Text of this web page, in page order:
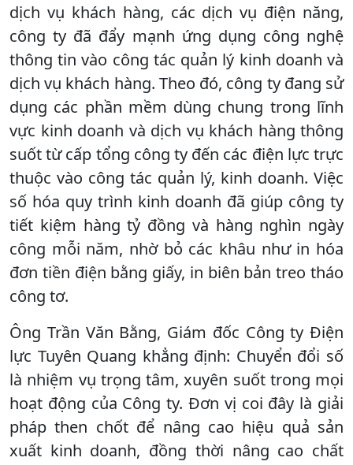
dịch vụ khách hàng, các dịch vụ điện năng,
công ty đã đẩy mạnh ứng dụng công nghệ
thông tin vào công tác quản lý kinh doanh và
dịch vụ khách hàng. Theo đó, công ty đang sử
dụng các phần mềm dùng chung trong lĩnh
vực kinh doanh và dịch vụ khách hàng thông
suốt từ cấp tổng công ty đến các điện lực trực
thuộc vào công tác quản lý, kinh doanh. Việc
số hóa quy trình kinh doanh đã giúp công ty
tiết kiệm hàng tỷ đồng và hàng nghìn ngày
công mỗi năm, nhờ bỏ các khâu như in hóa
đơn tiền điện bằng giấy, in biên bản treo tháo
công tơ.
Ông Trần Văn Bằng, Giám đốc Công ty Điện
lực Tuyên Quang khẳng định: Chuyển đổi số
là nhiệm vụ trọng tâm, xuyên suốt trong mọi
hoạt động của Công ty. Đơn vị coi đây là giải
pháp then chốt để nâng cao hiệu quả sản
xuất kinh doanh, đồng thời nâng cao chất